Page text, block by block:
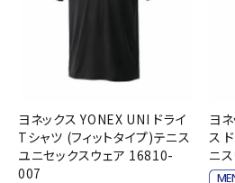
ヨネックス YONEX UNI ドライ
Tシャツ (フィットタイプ)テニス
ユニセックスウェア 16810-
007
ヨ
ス
ニ